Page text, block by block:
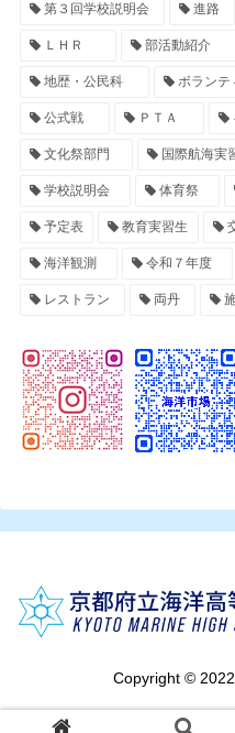
第３回学校説明会 進路
ＬＨＲ 部活動紹介
地歴・公民科 ボランテ
公式戦 ＰＴＡ
文化祭部門 国際航海実
学校説明会 体育祭
予定表 教育実習生
海洋観測 令和７年度
レストラン 両丹
Copyright ©